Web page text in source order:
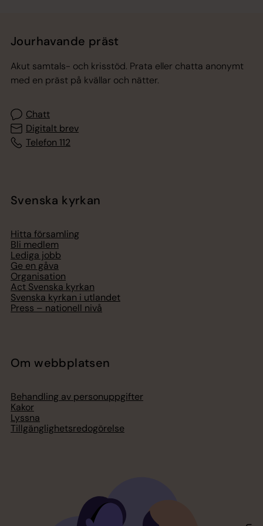
Jourhavande präst
Akut samtals- och krisstöd. Prata eller chatta anonymt
med en präst på kvällar och nätter.
Chatt
Digitalt brev
Telefon 112
Svenska kyrkan
Hitta församling
Bli medlem
Lediga jobb
Ge en gåva
Organisation
Act Svenska kyrkan
Svenska kyrkan i utlandet
Press – nationell nivå
Om webbplatsen
Behandling av personuppgifter
Kakor
Lyssna
Tillgänglighetsredogörelse